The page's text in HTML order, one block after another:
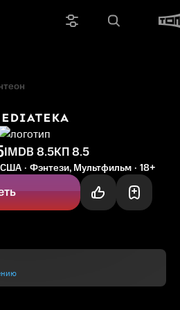
IMDB 8.5КП 8.5
США Фэнтези, Мультфильм 18+